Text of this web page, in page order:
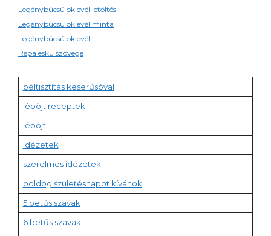
Legénybúcsú oklevél letöltés
Legénybúcsú oklevél minta
Legénybúcsú oklevél
Répa eskü szövege
béltisztítás keserűsóval
léböjt receptek
léböjt
idézetek
szerelmes idézetek
boldog születésnapot kívánok
5 betűs szavak
6 betűs szavak